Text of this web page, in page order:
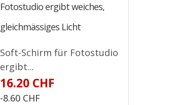
Fotostudio ergibt weiches,
gleichmässiges Licht
Soft-Schirm für Fotostudio
ergibt...
16.20 CHF
-8.60 CHF